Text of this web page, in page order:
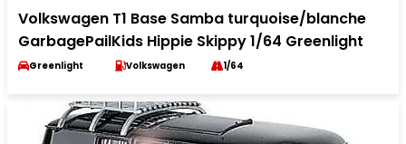
Volkswagen T1 Base Samba turquoise/blanche
GarbagePailKids Hippie Skippy 1/64 Greenlight
Greenlight Volkswagen 1/64